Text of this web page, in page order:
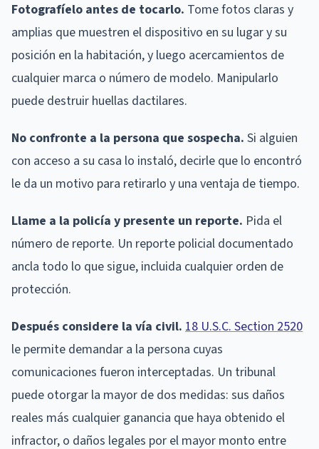
Fotografíelo antes de tocarlo. Tome fotos claras y
amplias que muestren el dispositivo en su lugar y su
posición en la habitación, y luego acercamientos de
cualquier marca o número de modelo. Manipularlo
puede destruir huellas dactilares.
No confronte a la persona que sospecha. Si alguien
con acceso a su casa lo instaló, decirle que lo encontró
le da un motivo para retirarlo y una ventaja de tiempo.
Llame a la policía y presente un reporte. Pida el
número de reporte. Un reporte policial documentado
ancla todo lo que sigue, incluida cualquier orden de
protección.
Después considere la vía civil. 18 U.S.C. Section 2520
le permite demandar a la persona cuyas
comunicaciones fueron interceptadas. Un tribunal
puede otorgar la mayor de dos medidas: sus daños
reales más cualquier ganancia que haya obtenido el
infractor, o daños legales por el mayor monto entre